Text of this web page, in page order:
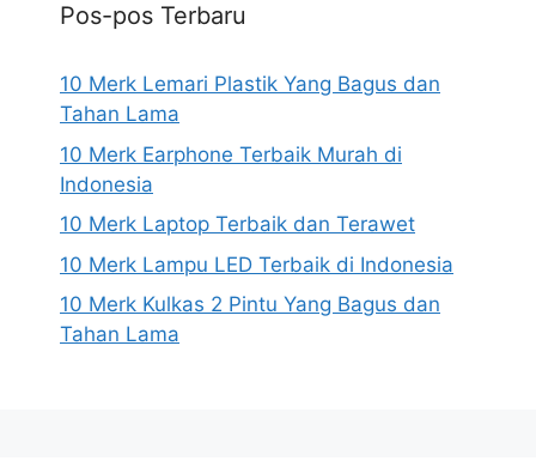
Pos-pos Terbaru
10 Merk Lemari Plastik Yang Bagus dan
Tahan Lama
10 Merk Earphone Terbaik Murah di
Indonesia
10 Merk Laptop Terbaik dan Terawet
10 Merk Lampu LED Terbaik di Indonesia
10 Merk Kulkas 2 Pintu Yang Bagus dan
Tahan Lama